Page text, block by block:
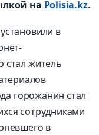
на Polisia.kz.
в
стал житель
горожанин стал
сотрудниками
в